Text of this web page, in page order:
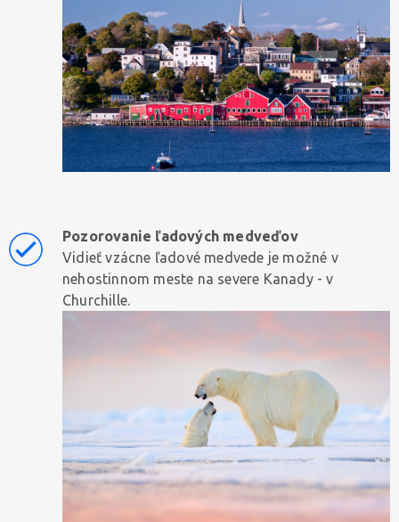
Pozorovanie ľadových medveďov
Vidieť vzácne ľadové medvede je možné v
nehostinnom meste na severe Kanady - v
Churchille.